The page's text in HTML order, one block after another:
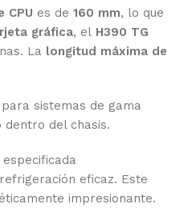
CPU es de 160 mm, lo que
gráfica, el H390 TG
La longitud máxima de
sistemas de gama
del chasis.
especificada
eficaz. Este
impresionante.